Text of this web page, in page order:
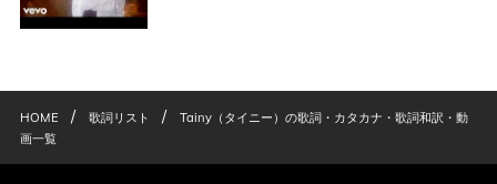
HOME / 歌詞リスト /
Tainy（タイニー）の歌詞・カタカナ・歌詞和訳・動
画一覧